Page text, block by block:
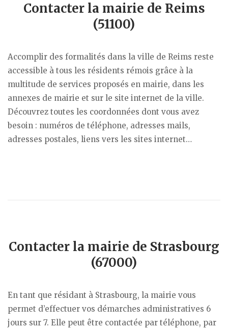
Contacter la mairie de Reims
(51100)
Accomplir des formalités dans la ville de Reims reste
accessible à tous les résidents rémois grâce à la
multitude de services proposés en mairie, dans les
annexes de mairie et sur le site internet de la ville.
Découvrez toutes les coordonnées dont vous avez
besoin : numéros de téléphone, adresses mails,
adresses postales, liens vers les sites internet…
Contacter la mairie de Strasbourg
(67000)
En tant que résidant à Strasbourg, la mairie vous
permet d’effectuer vos démarches administratives 6
jours sur 7. Elle peut être contactée par téléphone, par